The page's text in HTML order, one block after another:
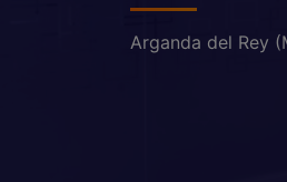
Arganda del Rey